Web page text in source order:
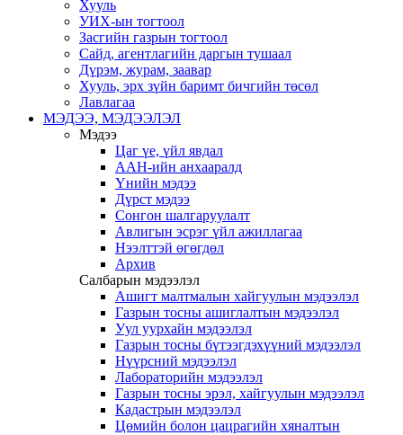
Хууль
УИХ-ын тогтоол
Засгийн газрын тогтоол
Сайд, агентлагийн даргын тушаал
Дүрэм, журам, заавар
Хууль, эрх зүйн баримт бичгийн төсөл
Лавлагаа
МЭДЭЭ, МЭДЭЭЛЭЛ
Мэдээ
Цаг үе, үйл явдал
ААН-ийн анхааралд
Үнийн мэдээ
Дүрст мэдээ
Сонгон шалгаруулалт
Авлигын эсрэг үйл ажиллагаа
Нээлттэй өгөгдөл
Архив
Салбарын мэдээлэл
Ашигт малтмалын хайгуулын мэдээлэл
Газрын тосны ашиглалтын мэдээлэл
Уул уурхайн мэдээлэл
Газрын тосны бүтээгдэхүүний мэдээлэл
Нүүрсний мэдээлэл
Лабораторийн мэдээлэл
Газрын тосны эрэл, хайгуулын мэдээлэл
Кадастрын мэдээлэл
Цөмийн болон цацрагийн хяналтын